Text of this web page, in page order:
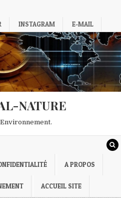
INSTAGRAM E-MAIL
NATURE
A PROPOS
ACCUEIL SITE